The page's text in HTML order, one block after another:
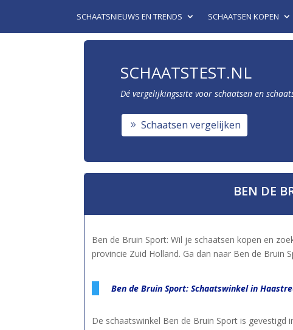
SCHAATSNIEUWS EN TRENDS SCHAATSEN KOPEN
SCHAATSTEST.NL
Dé vergelijkingssite voor schaatsen en
Schaatsen vergelijken
BEN DE
Ben de Bruin Sport: Wil je schaatsen kopen en
provincie Zuid Holland. Ga dan naar Ben de Bruin
Ben de Bruin Sport: Schaatswinkel in
De schaatswinkel Ben de Bruin Sport is gevestigd